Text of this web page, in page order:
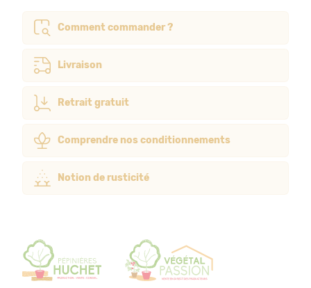
Comment commander ?
Livraison
Retrait gratuit
Comprendre nos conditionnements
Notion de rusticité